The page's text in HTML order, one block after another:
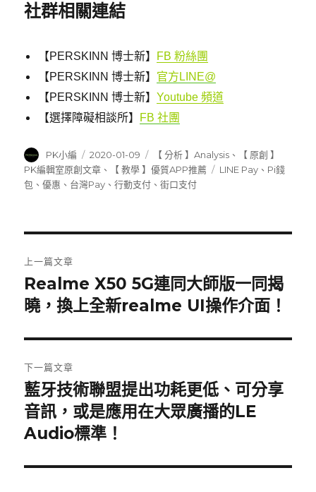
社群相關連結
【PERSKINN 博士新】 FB 粉絲團
【PERSKINN 博士新】 官方LINE@
【PERSKINN 博士新】Youtube 頻道
【選擇障礙相談所】 FB 社團
作
者
PK小編
發
佈
日
2020-01-09
分
類
【 分析 】Analysis 、
【 原創 】
PK編輯室原創文章 、 【 教學 】優質APP推薦
標
LINE Pay 、 Pi錢
包 、優惠 、 台灣Pay 、行動支付 、街口支付
章
導
覽
上一篇文章
上
一
文
章:
Realme X50 5G連同大師版一同揭
曉，換上全新realme UI操作介面！
下一篇文章
下
一
篇
章:
藍牙技術聯盟提出功耗更低、可分享
音訊，或是應用在大眾廣播的LE
Audio標準！